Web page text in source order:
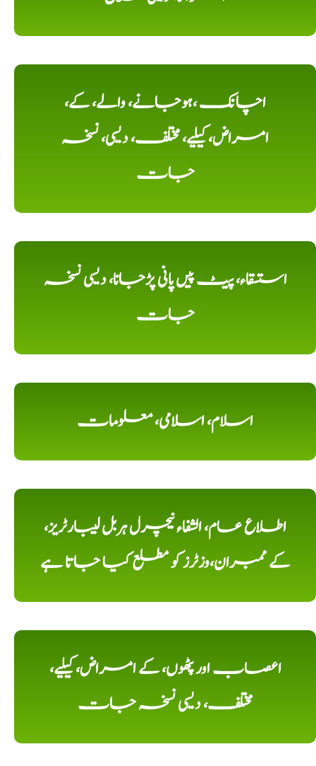
اچانک ،ہوجانے، والے، کے،
امراض، کیلیے، مختلف، دیسی، نسخہ
جات
استسقاء، پیٹ پیں پانی پڑجانا، دیسی نسخہ
جات
اسلام، اسلامی، معلومات
اطلاع عام، الشفاء نیچرل ہربل لیبارٹریز،
کے ممبران،وزٹرز کو مطلع کیا جاتا ہے
اعصاب اور پٹھوں، کے امراض، کیلیے،
مختلف، دیسی نسخہ جات